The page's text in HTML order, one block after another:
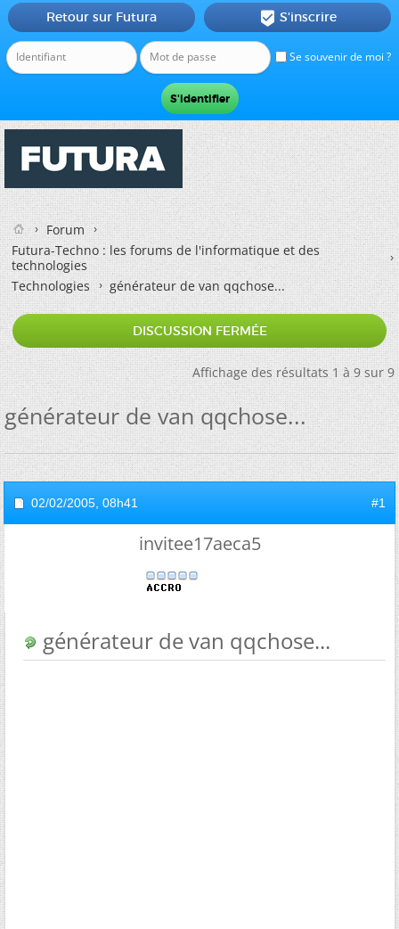
Se souvenir de moi ?
Retour sur Futura  S'inscrire
Forum
Futura-Techno : les forums de l'informatique et des
technologies
Technologies
générateur de van qqchose...
DISCUSSION FERMÉE
Affichage des résultats 1 à 9 sur 9
générateur de van qqchose...
02/02/2005, 08h41 #1
invitee17aeca5
générateur de van qqchose...